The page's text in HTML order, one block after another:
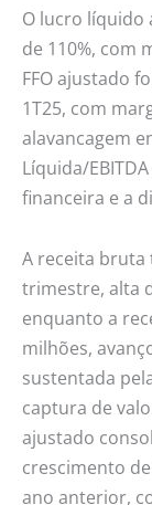
O lucro líquido
de 110%, com
FFO ajustado
1T25, com
alavancagem
Líquida/
financeira e a
A receita bruta
trimestre, alta
enquanto a
milhões,
sustentada
captura de
ajustado
crescimento
ano anterior,